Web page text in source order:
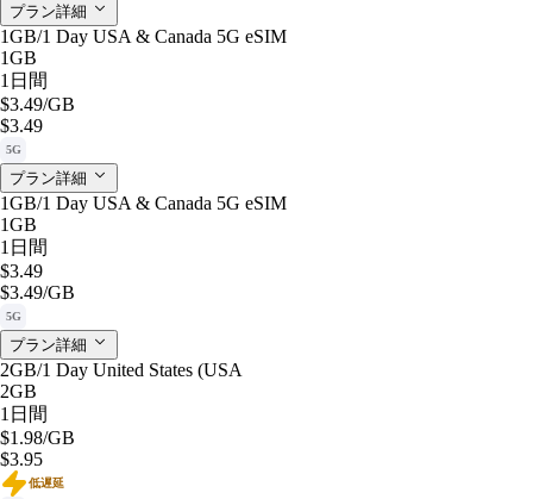
プラン詳細
1GB/1 Day USA & Canada 5G eSIM
1GB
1日間
$3.49/GB
$3.49
5G
プラン詳細
1GB/1 Day USA & Canada 5G eSIM
1GB
1日間
$3.49
$3.49/GB
5G
プラン詳細
2GB/1 Day United States (USA
2GB
1日間
$1.98/GB
$3.95
低遅延